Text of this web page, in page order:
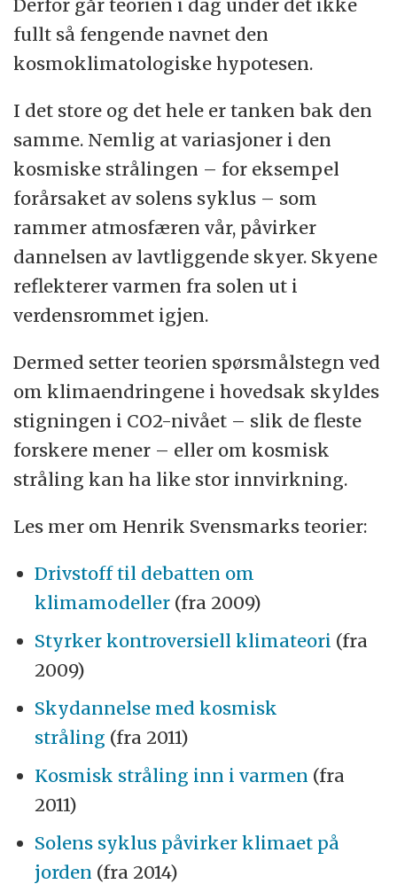
Derfor går teorien i dag under det ikke
fullt så fengende navnet den
kosmoklimatologiske hypotesen.
I det store og det hele er tanken bak den
samme. Nemlig at variasjoner i den
kosmiske strålingen – for eksempel
forårsaket av solens syklus – som
rammer atmosfæren vår, påvirker
dannelsen av lavtliggende skyer. Skyene
reflekterer varmen fra solen ut i
verdensrommet igjen.
Dermed setter teorien spørsmålstegn ved
om klimaendringene i hovedsak skyldes
stigningen i CO2-nivået – slik de fleste
forskere mener – eller om kosmisk
stråling kan ha like stor innvirkning.
Les mer om Henrik Svensmarks teorier:
Drivstoff til debatten om
klimamodeller (fra 2009)
Styrker kontroversiell klimateori (fra
2009)
Skydannelse med kosmisk
stråling (fra 2011)
Kosmisk stråling inn i varmen (fra
2011)
Solens syklus påvirker klimaet på
jorden (fra 2014)